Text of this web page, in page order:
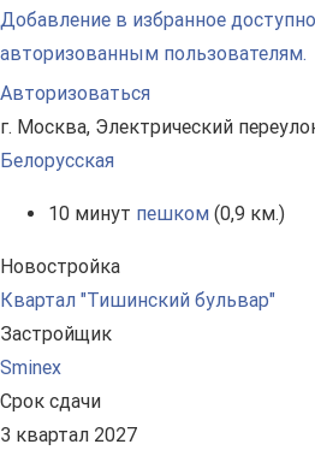
Добавление в избранное
авторизованным пользователям.
Авторизоваться
г. Москва, Электрический
Белорусская
10 минут пешком (0,9 км.)
Новостройка
Квартал "Тишинский бульвар"
Застройщик
Sminex
Срок сдачи
3 квартал 2027